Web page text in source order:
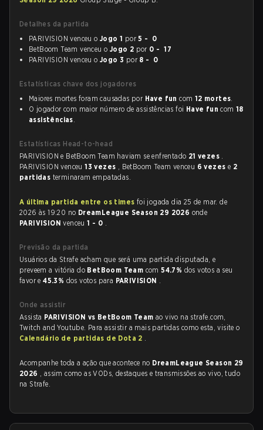
Detalhes da partida
PARIVISION venceu o Jogo 1 por5 - 0
BetBoom Team venceu o Jogo 2 por 0 - 17
PARIVISION venceu o Jogo 3 por 8 - 0
Estatísticas chave dos jogadores
Maiores mortes foram causadas por Have fun com 12 mortes.
O jogador com maior número de assistências foi Have fun com18
assistências.
Estatísticas Head-to-head
PARIVISION e BetBoom Team haviam se enfrentado 21 vezes .
PARIVISION venceu13 vezes , BetBoom Team venceu 6 vezes e 2
partidas terminaram empatadas.
A última partida entre os times foi jogada dia 25 de mar. de
2026 às 19:20 no DreamLeague Season 29 2026 onde
PARIVISIONvenceu1 - 0 .
Previsão da partida
Usuários da Strafe acham que será uma partida disputada, e
preveem a vitória do BetBoom Team com54.7% dos votos a seu
favor e45.3% dos votos para PARIVISION .
Onde assistir
Assista PARIVISION vs BetBoom Teamao vivo na strafe.com,
Twitch and Youtube. Para assistir a mais partidas como esta, visite o
Calendário de partidas de Dota 2 .
Acompanhe toda a ação que acontece no DreamLeague Season 29
2026 , assim como as VODs, destaques e transmissões ao vivo, tudo
na Strafe.